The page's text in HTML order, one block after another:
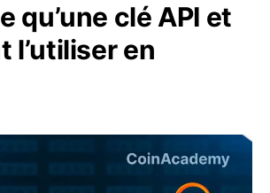
qu’une clé API et
l’utiliser en